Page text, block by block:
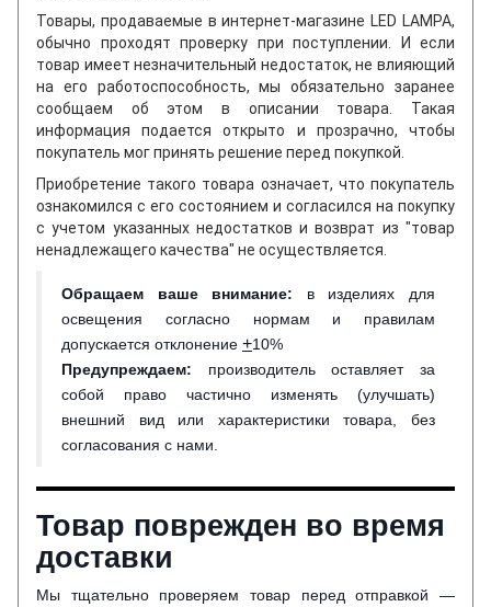
Товары, продаваемые в интернет-магазине LED LAMPA,
обычно проходят проверку при поступлении. И если
товар имеет незначительный недостаток, не влияющий
на его работоспособность, мы обязательно заранее
сообщаем об этом в описании товара. Такая
информация подается открыто и прозрачно, чтобы
покупатель мог принять решение перед покупкой.
Приобретение такого товара означает, что покупатель
ознакомился с его состоянием и согласился на покупку
с учетом указанных недостатков и возврат из "товар
ненадлежащего качества" не осуществляется.
Обращаем ваше внимание: в изделиях для
освещения согласно нормам и правилам
допускается отклонение +10%
Предупреждаем: производитель оставляет за
собой право частично изменять (улучшать)
внешний вид или характеристики товара, без
согласования с нами.
Товар поврежден во время
доставки
Мы тщательно проверяем товар перед отправкой —